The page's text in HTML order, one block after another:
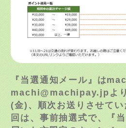
『当選通知メール』は
machi@machipay.jpよ
(金)、順次お送りさせて
回は、事前抽選式で、『